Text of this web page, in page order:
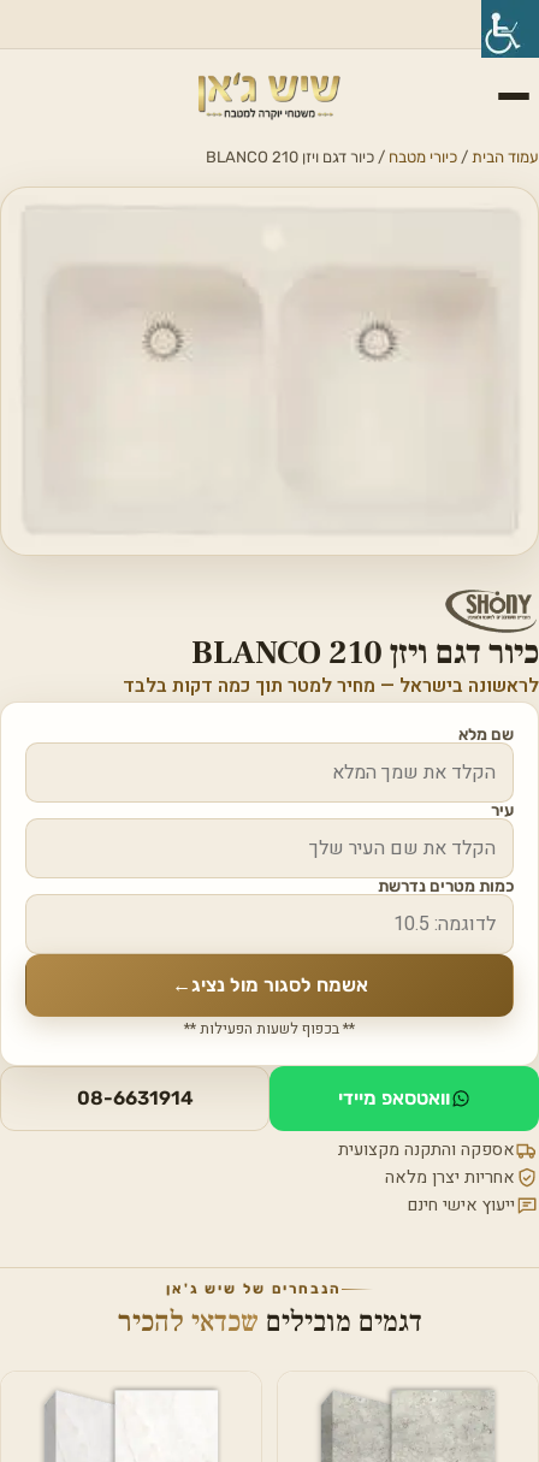
עמוד הבית / כיורי מטבח / כיור דגם ויזן BLANCO 210
כיור דגם ויזן BLANCO 210
לראשונה בישראל — מחיר למטר תוך כמה דקות בלבד
שם מלא
עיר
כמות מטרים נדרשת
אשמח לסגור מול נציג←
** בכפוף לשעות הפעילות **
וואטסאפ מיידי 08-6631914
אספקה והתקנה מקצועית
אחריות יצרן מלאה
ייעוץ אישי חינם
הנבחרים של שיש ג'אן
דגמים מובילים שכדאי להכיר